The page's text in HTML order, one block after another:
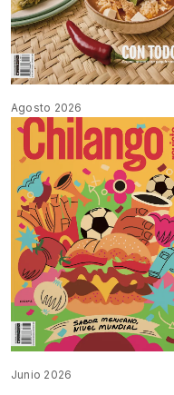
Agosto 2026
Junio 2026